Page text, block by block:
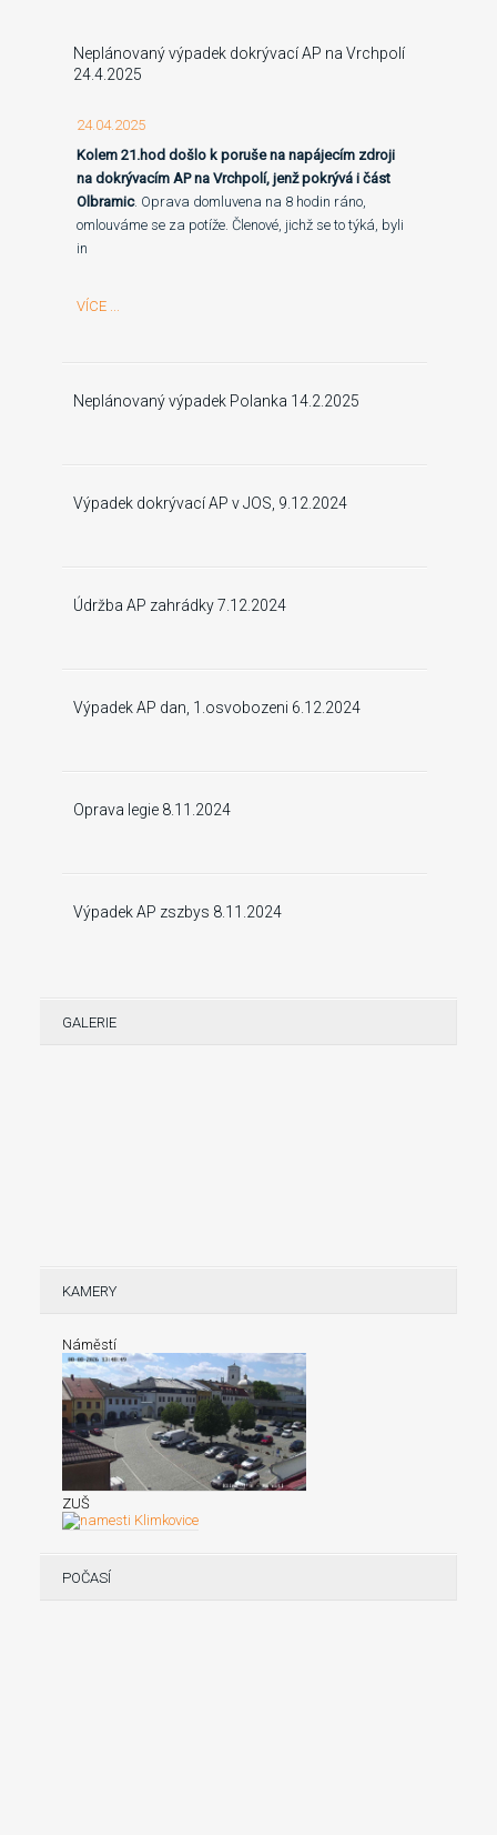
Neplánovaný výpadek dokrývací AP na Vrchpolí
24.4.2025
24.04.2025
Kolem 21.hod došlo k poruše na napájecím zdroji
na dokrývacím AP na Vrchpolí, jenž pokrývá i část
Olbramic. Oprava domluvena na 8 hodin ráno,
omlouváme se za potíže. Členové, jichž se to týká, byli
in
VÍCE ...
Neplánovaný výpadek Polanka 14.2.2025
Výpadek dokrývací AP v JOS, 9.12.2024
Údržba AP zahrádky 7.12.2024
Výpadek AP dan, 1.osvobozeni 6.12.2024
Oprava legie 8.11.2024
Výpadek AP zszbys 8.11.2024
GALERIE
KAMERY
Náměstí
ZUŠ
POČASÍ